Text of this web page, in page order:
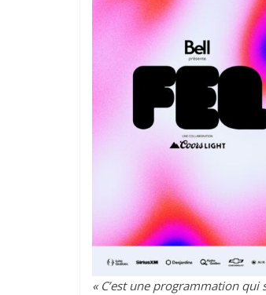
« C’est une programmation